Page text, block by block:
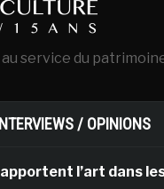
service du
/ OPINIONS
l’art dans les